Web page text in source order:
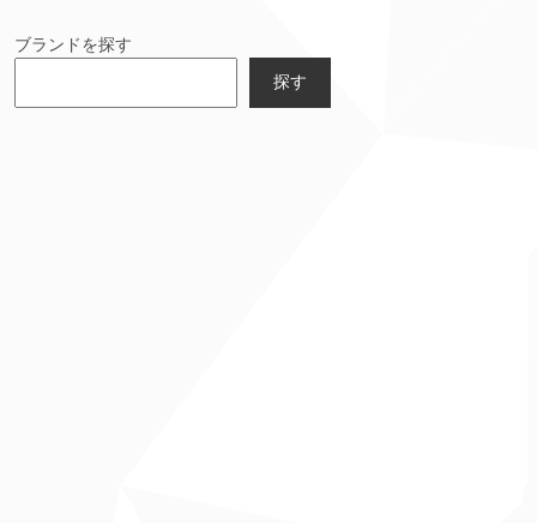
ブランドを探す
探す